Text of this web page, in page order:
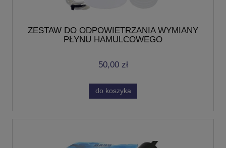
ZESTAW DO ODPOWIETRZANIA WYMIANY
PŁYNU HAMULCOWEGO
50,00 zł
do koszyka